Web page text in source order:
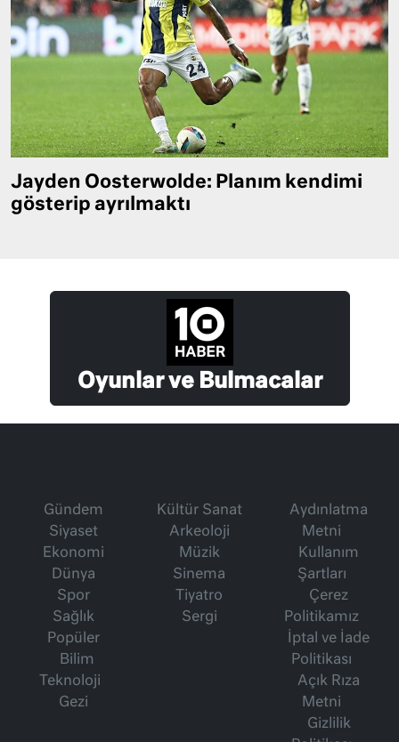
Jayden Oosterwolde: Planım kendimi
gösterip ayrılmaktı
Oyunlar ve Bulmacalar
Gündem
Siyaset
Ekonomi
Dünya
Spor
Sağlık
Popüler
Bilim
Teknoloji
Gezi
Kültür Sanat
Arkeoloji
Müzik
Sinema
Tiyatro
Sergi
Aydınlatma
Metni
Kullanım
Şartları
Çerez
Politikamız
İptal ve İade
Politikası
Açık Rıza
Metni
Gizlilik